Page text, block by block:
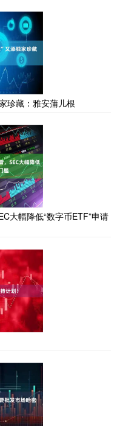
珍藏：雅安蒲儿根
大幅降低“数字币ETF”申请